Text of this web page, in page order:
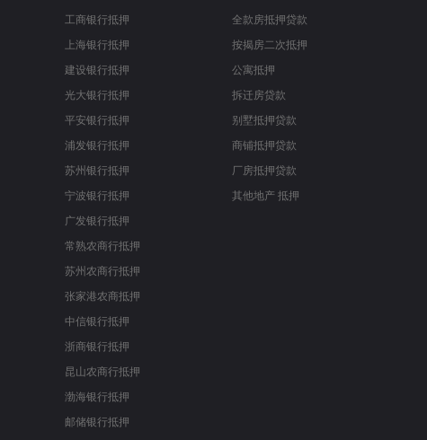
工商银行抵押
上海银行抵押
建设银行抵押
光大银行抵押
平安银行抵押
浦发银行抵押
苏州银行抵押
宁波银行抵押
广发银行抵押
常熟农商行抵押
苏州农商行抵押
张家港农商抵押
中信银行抵押
浙商银行抵押
昆山农商行抵押
渤海银行抵押
邮储银行抵押
全款房抵押贷款
按揭房二次抵押
公寓抵押
拆迁房贷款
别墅抵押贷款
商铺抵押贷款
厂房抵押贷款
其他地产 抵押